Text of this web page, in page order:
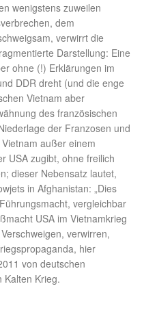
wenigstens zuweilen
dem
verwirrt die
Darstellung: Eine
ohne (!) Erklärungen im
DDR dreht (und die enge
Vietnam aber
des französischen
der Franzosen und
außer einem
USA zugibt, ohne freilich
dieser Nebensatz lautet,
in Afghanistan: „Dies
vergleichbar
USA im Vietnamkrieg
verwirren,
hier
von deutschen
Kalten Krieg.